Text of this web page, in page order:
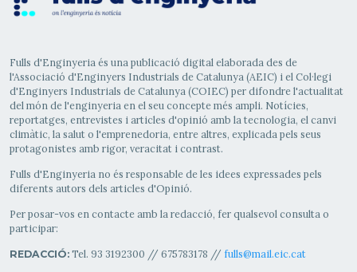
Fulls d'Enginyeria és una publicació digital elaborada des de
l'Associació d'Enginyers Industrials de Catalunya (AEIC) i el Col·legi
d'Enginyers Industrials de Catalunya (COIEC) per difondre l'actualitat
del món de l'enginyeria en el seu concepte més ampli. Notícies,
reportatges, entrevistes i articles d'opinió amb la tecnologia, el canvi
climàtic, la salut o l'emprenedoria, entre altres, explicada pels seus
protagonistes amb rigor, veracitat i contrast.
Fulls d'Enginyeria no és responsable de les idees expressades pels
diferents autors dels articles d'Opinió.
Per posar-vos en contacte amb la redacció, fer qualsevol consulta o
participar:
REDACCIÓ:Tel. 93 3192300 // 675783178 // fulls@mail.eic.cat